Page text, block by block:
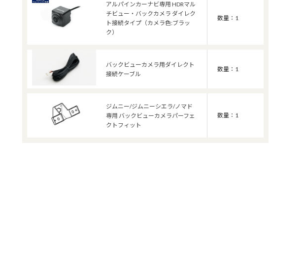
アルパインカーナビ専用 HDRマル
チビュー・バックカメラ ダイレク
ト接続タイプ（カメラ色:ブラッ
ク）
数量：1
バックビューカメラ用ダイレクト
接続ケーブル
数量：1
ジムニー/ジムニーシエラ/ノマド
専用 バックビューカメラパーフェ
クトフィット
数量：1